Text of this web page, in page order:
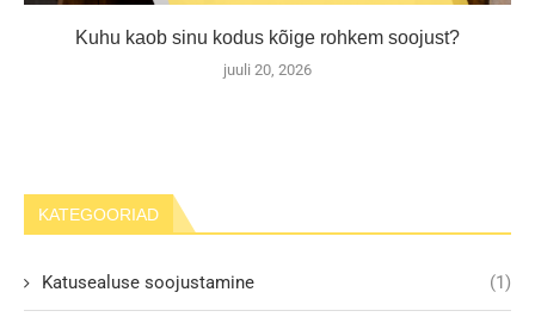
Kuhu kaob sinu kodus kõige rohkem soojust?
juuli 20, 2026
KATEGOORIAD
Katusealuse soojustamine (1)